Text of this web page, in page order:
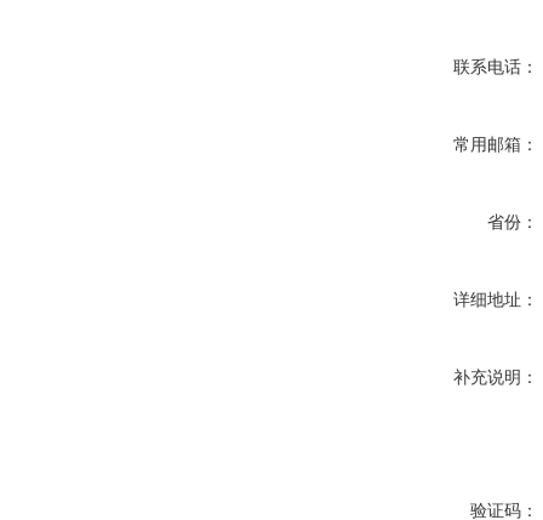
联系电话：
常用邮箱：
省份：
详细地址：
补充说明：
验证码：